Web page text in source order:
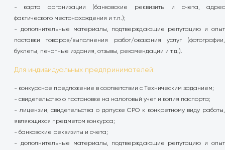
- карта организации (банковские реквизиты и счета, адрес
фактического местонахождения и т.п.);
- дополнительные материалы, подтверждающие репутацию и опыт
поставки товаров/выполнения работ/оказания услуг (фотографии,
буклеты, печатные издания, отзывы, рекомендации и т.д.).
Для индивидуальных предпринимателей:
- конкурсное предложение в соответствии с Техническим заданием;
- свидетельство о постановке на налоговый учет и копия паспорта;
- лицензии, свидетельства о допуске СРО к конкретному виду работы,
являющихся предметом конкурса;
- банковские реквизиты и счета;
- дополнительные материалы, подтверждающие репутацию и опыт